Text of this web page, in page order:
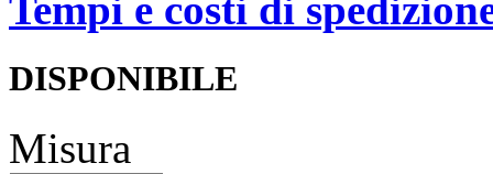
DISPONIBILE
Misura